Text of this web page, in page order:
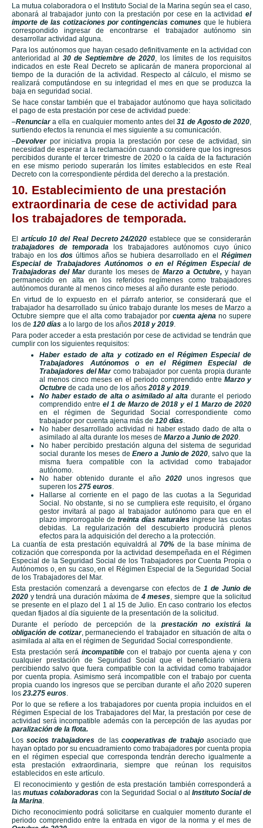
La mutua colaboradora o el Instituto Social de la Marina según sea el caso,
abonará al trabajador junto con la prestación por cese en la actividad el
importe de las cotizaciones por contingencias comunes que le hubiera
correspondido ingresar de encontrarse el trabajador autónomo sin
desarrollar actividad alguna.
Para los autónomos que hayan cesado definitivamente en la actividad con
anterioridad al 30 de Septiembre de 2020, los límites de los requisitos
indicados en este Real Decreto se aplicarán de manera proporcional al
tiempo de la duración de la actividad. Respecto al cálculo, el mismo se
realizará computándose en su integridad el mes en que se produzca la
baja en seguridad social.
Se hace constar también que el trabajador autónomo que haya solicitado
el pago de esta prestación por cese de actividad puede:
–Renunciara ella en cualquier momento antes del31 de Agosto de 2020,
surtiendo efectos la renuncia el mes siguiente a su comunicación.
–Devolverpor iniciativa propia la prestación por cese de actividad, sin
necesidad de esperar a la reclamación cuando considere que los ingresos
percibidos durante el tercer trimestre de 2020 o la caída de la facturación
en ese mismo periodo superarán los límites establecidos en este Real
Decreto con la correspondiente pérdida del derecho a la prestación.
10. Establecimiento de una prestación
extraordinaria de cese de actividad para
los trabajadores de temporada.
El artículo 10 del Real Decreto 24/2020 establece que se considerarán
trabajadores de temporada los trabajadores autónomos cuyo único
trabajo en los dosúltimos años se hubiera desarrollado en elRégimen
Especial de Trabajadores Autónomos o en el Régimen Especial de
Trabajadoras del Mardurante los meses deMarzo a Octubre, y hayan
permanecido en alta en los referidos regímenes como trabajadores
autónomos durante al menos cinco meses al año durante este periodo.
En virtud de lo expuesto en el párrafo anterior, se considerará que el
trabajador ha desarrollado su único trabajo durante los meses de Marzo a
Octubre siempre que el alta como trabajador por cuenta ajena no supere
los de 120 días a lo largo de los años2018 y 2019.
Para poder acceder a esta prestación por cese de actividad se tendrán que
cumplir con los siguientes requisitos:
Haber estado de alta y cotizado en el Régimen Especial de
Trabajadores Autónomos o en el Régimen Especial de
Trabajadores del Marcomo trabajador por cuenta propia durante
al menos cinco meses en el periodo comprendido entre Marzo y
Octubre de cada uno de los años2018 y 2019.
No haber estado de alta o asimilado al alta durante el periodo
comprendido entre el 1 de Marzo de 2018 y el 1 Marzo de 2020
en el régimen de Seguridad Social correspondiente como
trabajador por cuenta ajena más de 120 días.
No haber desarrollado actividad ni haber estado dado de alta o
asimilado al alta durante los meses de Marzo a Junio de 2020.
No haber percibido prestación alguna del sistema de seguridad
social durante los meses deEnero a Junio de 2020, salvo que la
misma fuera compatible con la actividad como trabajador
autónomo.
No haber obtenido durante el año2020 unos ingresos que
superen los275 euros.
Hallarse al corriente en el pago de las cuotas a la Seguridad
Social. No obstante, si no se cumpliera este requisito, el órgano
gestor invitará al pago al trabajador autónomo para que en el
plazo improrrogable de treinta días naturales ingrese las cuotas
debidas. La regularización del descubierto producirá plenos
efectos para la adquisición del derecho a la protección.
La cuantía de esta prestación equivaldrá al 70% de la base mínima de
cotización que corresponda por la actividad desempeñada en el Régimen
Especial de la Seguridad Social de los Trabajadores por Cuenta Propia o
Autónomos o, en su caso, en el Régimen Especial de la Seguridad Social
de los Trabajadores del Mar.
Esta prestación comenzará a devengarse con efectos de 1 de Junio de
2020 y tendrá una duración máxima de 4 meses, siempre que la solicitud
se presente en el plazo del 1 al 15 de Julio. En caso contrario los efectos
quedan fijados al día siguiente de la presentación de la solicitud.
Durante el período de percepción de la prestación no existirá la
obligación de cotizar, permaneciendo el trabajador en situación de alta o
asimilada al alta en el régimen de Seguridad Social correspondiente.
Esta prestación será incompatiblecon el trabajo por cuenta ajena y con
cualquier prestación de Seguridad Social que el beneficiario viniera
percibiendo salvo que fuera compatible con la actividad como trabajador
por cuenta propia. Asimismo será incompatible con el trabajo por cuenta
propia cuando los ingresos que se perciban durante el año 2020 superen
los23.275 euros.
Por lo que se refiere a los trabajadores por cuenta propia incluidos en el
Régimen Especial de los Trabajadores del Mar, la prestación por cese de
actividad será incompatible además con la percepción de las ayudas por
paralización de la flota.
Lossocios trabajadores de lascooperativas de trabajoasociado que
hayan optado por su encuadramiento como trabajadores por cuenta propia
en el régimen especial que corresponda tendrán derecho igualmente a
esta prestación extraordinaria, siempre que reúnan los requisitos
establecidos en este artículo.
El reconocimiento y gestión de esta prestación también corresponderá a
las mutuas colaboradoras con la Seguridad Social o al Instituto Social de
la Marina.
Dicho reconocimiento podrá solicitarse en cualquier momento durante el
periodo comprendido entre la entrada en vigor de la norma y el mes de